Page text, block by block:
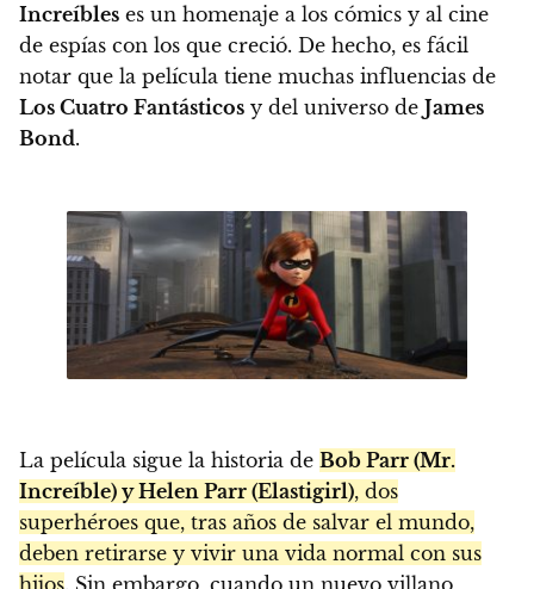
Increíbles es un homenaje a los cómics y al cine
de espías con los que creció. De hecho, es fácil
notar que la película tiene muchas influencias de
Los Cuatro Fantásticos y del universo de James
Bond.
La película sigue la historia de Bob Parr (Mr.
Increíble) y Helen Parr (Elastigirl), dos
superhéroes que, tras años de salvar el mundo,
deben retirarse y vivir una vida normal con sus